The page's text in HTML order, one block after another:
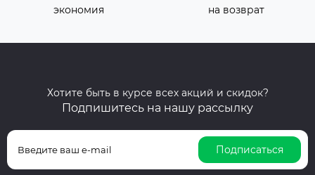
экономия
на возврат
Хотите быть в курсе всех акций и скидок?
Подпишитесь на нашу рассылку
Подписаться